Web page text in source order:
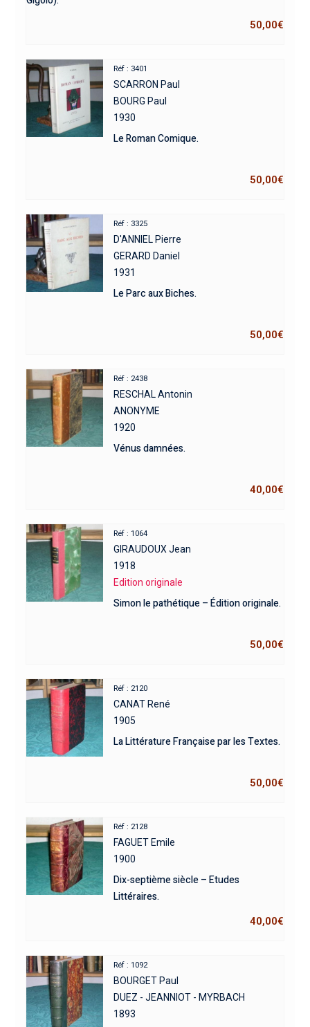
50,00€
Réf : 3401
SCARRON Paul
BOURG Paul
1930
Le Roman Comique.
50,00€
Réf : 3325
D'ANNIEL Pierre
GERARD Daniel
1931
Le Parc aux Biches.
50,00€
Réf : 2438
RESCHAL Antonin
ANONYME
1920
Vénus damnées.
40,00€
Réf : 1064
GIRAUDOUX Jean
1918
Edition originale
Simon le pathétique – Édition originale.
50,00€
Réf : 2120
CANAT René
1905
La Littérature Française par les Textes.
50,00€
Réf : 2128
FAGUET Emile
1900
Dix-septième siècle – Etudes
Littéraires.
40,00€
Réf : 1092
BOURGET Paul
DUEZ - JEANNIOT - MYRBACH
1893